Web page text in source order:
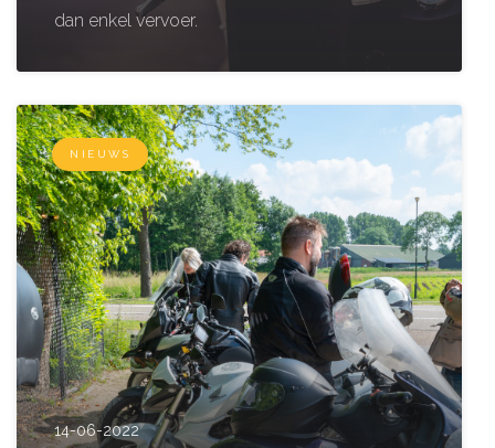
dan enkel vervoer.
NIEUWS
14-06-2022